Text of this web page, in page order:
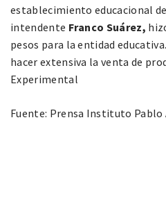
establecimiento educacional
intendente Franco Suárez,
pesos para la entidad
hacer extensiva la venta de
Experimental
Fuente: Prensa Instituto Pablo